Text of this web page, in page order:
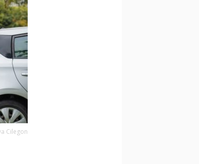
Cilegon